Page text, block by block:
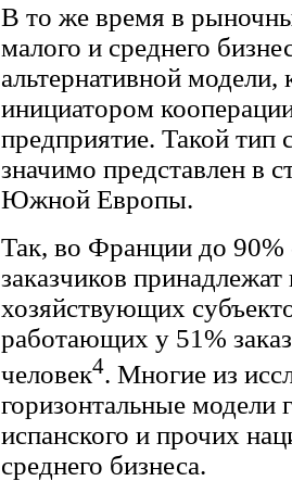
В то же время в
малого и среднего
альтернативной модели,
инициатором
предприятие. Такой тип
значимо представлен в
Южной Европы.
Так, во Франции до 90%
заказчиков
хозяйствующих
работающих у 51%
человек4. Многие из
горизонтальные модели
испанского и прочих
среднего бизнеса.